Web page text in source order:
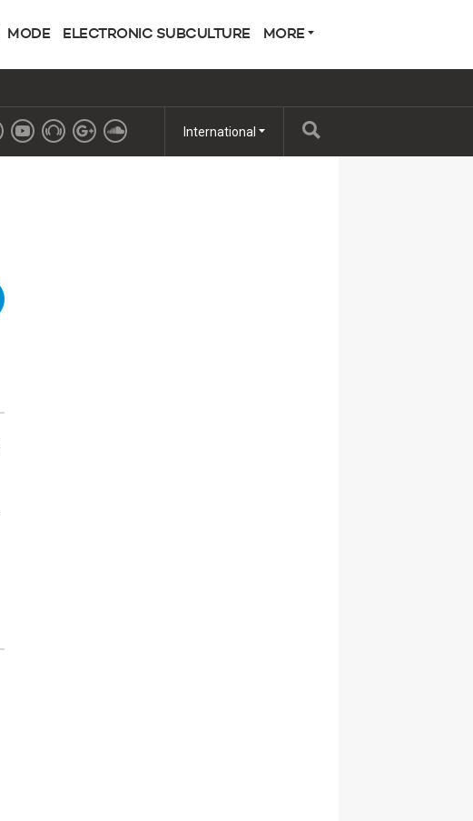
MODE ELECTRONIC SUBCULTURE MORE
International